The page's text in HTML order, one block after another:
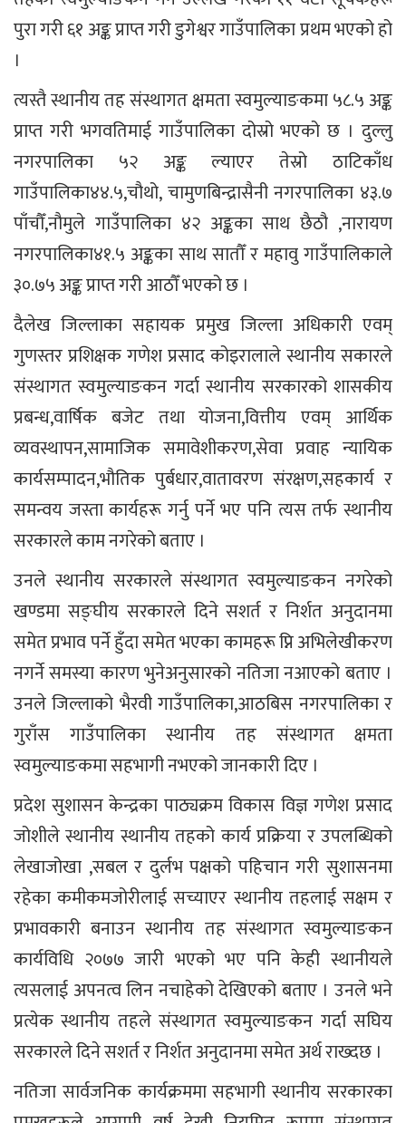
पुरा गरी ६१ अङ्क प्राप्त गरी डुगेश्वर गाउँपालिका प्रथम भएको हो
।
त्यस्तै स्थानीय तह संस्थागत क्षमता स्वमुल्याङकमा ५८.५ अङ्क
प्राप्त गरी भगवतिमाई गाउँपालिका दोस्रो भएको छ । दुल्लु
नगरपालिका ५२ अङ्क ल्याएर तेस्रो ठाटिकाँध
गाउँपालिका४४.५,चौथो, चामुणबिन्द्रासैनी नगरपालिका ४३.७
पाँचौँ,नौमुले गाउँपालिका ४२ अङ्कका साथ छैठौ ,नारायण
नगरपालिका४१.५ अङ्कका साथ सातौँ र महावु गाउँपालिकाले
३०.७५ अङ्क प्राप्त गरी आठौँ भएको छ ।
दैलेख जिल्लाका सहायक प्रमुख जिल्ला अधिकारी एवम्
गुणस्तर प्रशिक्षक गणेश प्रसाद कोइरालाले स्थानीय सकारले
संस्थागत स्वमुल्याङकन गर्दा स्थानीय सरकारको शासकीय
प्रबन्ध,वार्षिक बजेट तथा योजना,वित्तीय एवम् आर्थिक
व्यवस्थापन,सामाजिक समावेशीकरण,सेवा प्रवाह न्यायिक
कार्यसम्पादन,भौतिक पुर्बधार,वातावरण संरक्षण,सहकार्य र
समन्वय जस्ता कार्यहरू गर्नु पर्ने भए पनि त्यस तर्फ स्थानीय
सरकारले काम नगरेको बताए ।
उनले स्थानीय सरकारले संस्थागत स्वमुल्याङकन नगरेको
खण्डमा सङ्घीय सरकारले दिने सशर्त र निर्शत अनुदानमा
समेत प्रभाव पर्ने हुँदा समेत भएका कामहरू प्नि अभिलेखीकरण
नगर्ने समस्या कारण भुनेअनुसारको नतिजा नआएको बताए ।
उनले जिल्लाको भैरवी गाउँपालिका,आठबिस नगरपालिका र
गुराँस गाउँपालिका स्थानीय तह संस्थागत क्षमता
स्वमुल्याङकमा सहभागी नभएको जानकारी दिए ।
प्रदेश सुशासन केन्द्रका पाठ्यक्रम विकास विज्ञ गणेश प्रसाद
जोशीले स्थानीय स्थानीय तहको कार्य प्रक्रिया र उपलब्धिको
लेखाजोखा ,सबल र दुर्लभ पक्षको पहिचान गरी सुशासनमा
रहेका कमीकमजोरीलाई सच्याएर स्थानीय तहलाई सक्षम र
प्रभावकारी बनाउन स्थानीय तह संस्थागत स्वमुल्याङकन
कार्यविधि २०७७ जारी भएको भए पनि केही स्थानीयले
त्यसलाई अपनत्व लिन नचाहेको देखिएको बताए । उनले भने
प्रत्येक स्थानीय तहले संस्थागत स्वमुल्याङकन गर्दा सघिय
सरकारले दिने सशर्त र निर्शत अनुदानमा समेत अर्थ राख्दछ ।
नतिजा सार्वजनिक कार्यक्रममा सहभागी स्थानीय सरकारका